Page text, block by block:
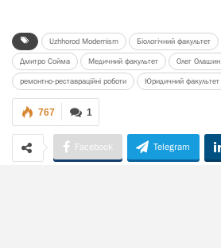
Uzhhorod Modernism Біологічний факультет
Дмитро Сойма Медичний факультет Олег Олашин
ремонтно-реставраційні роботи Юридичний факультет
1
767
Facebook Telegram